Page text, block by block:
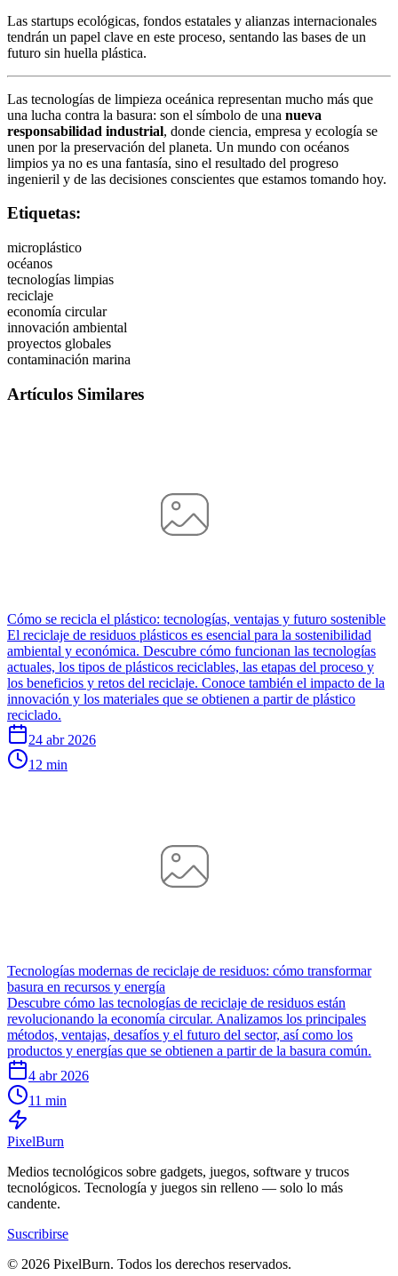
Las startups ecológicas, fondos estatales y alianzas internacionales
tendrán un papel clave en este proceso, sentando las bases de un
futuro sin huella plástica.
Las tecnologías de limpieza oceánica representan mucho más que
una lucha contra la basura: son el símbolo de una nueva
responsabilidad industrial, donde ciencia, empresa y ecología se
unen por la preservación del planeta. Un mundo con océanos
limpios ya no es una fantasía, sino el resultado del progreso
ingenieril y de las decisiones conscientes que estamos tomando hoy.
Etiquetas:
microplástico
océanos
tecnologías limpias
reciclaje
economía circular
innovación ambiental
proyectos globales
contaminación marina
Artículos Similares
Cómo se recicla el plástico: tecnologías, ventajas y futuro sostenible
El reciclaje de residuos plásticos es esencial para la sostenibilidad
ambiental y económica. Descubre cómo funcionan las tecnologías
actuales, los tipos de plásticos reciclables, las etapas del proceso y
los beneficios y retos del reciclaje. Conoce también el impacto de la
innovación y los materiales que se obtienen a partir de plástico
reciclado.
24 abr 2026
12 min
Tecnologías modernas de reciclaje de residuos: cómo transformar
basura en recursos y energía
Descubre cómo las tecnologías de reciclaje de residuos están
revolucionando la economía circular. Analizamos los principales
métodos, ventajas, desafíos y el futuro del sector, así como los
productos y energías que se obtienen a partir de la basura común.
4 abr 2026
11 min
PixelBurn
Medios tecnológicos sobre gadgets, juegos, software y trucos
tecnológicos. Tecnología y juegos sin relleno — solo lo más
candente.
Suscribirse
© 2026 PixelBurn. Todos los derechos reservados.